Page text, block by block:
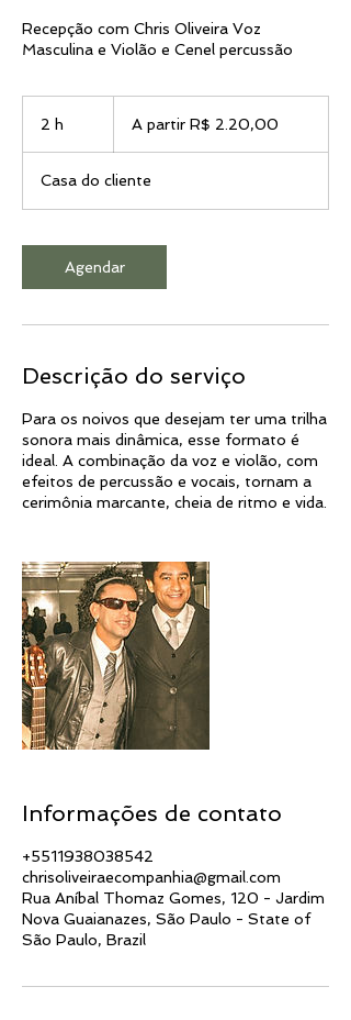
Recepção com Chris Oliveira Voz
Masculina e Violão e Cenel percussão
2 h A partir R$ 2.20,00
Casa do cliente
Agendar
Descrição do serviço
Para os noivos que desejam ter uma trilha
sonora mais dinâmica, esse formato é
ideal. A combinação da voz e violão, com
efeitos de percussão e vocais, tornam a
cerimônia marcante, cheia de ritmo e vida.
Informações de contato
+5511938038542
chrisoliveiraecompanhia@gmail.com
Rua Aníbal Thomaz Gomes, 120 - Jardim
Nova Guaianazes, São Paulo - State of
São Paulo, Brazil